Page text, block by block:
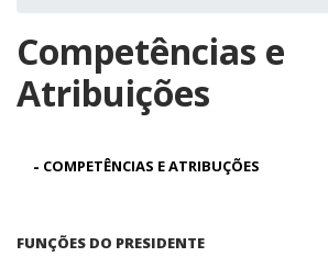
Competências e
Atribuições
- COMPETÊNCIAS E ATRIBUÇÕES
FUNÇÕES DO PRESIDENTE